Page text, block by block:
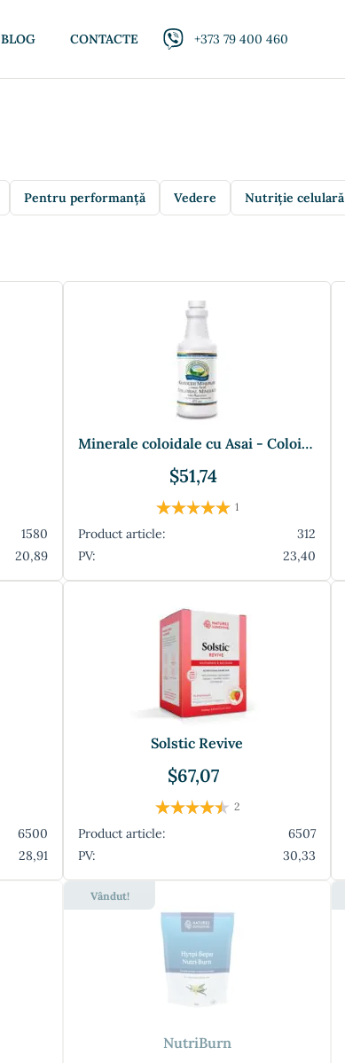
BLOG CONTACTE +373 79 400 460
Pentru performanță Vedere Nutriție celulară
1580
20,89
Minerale coloidale cu Asai - Coloidal.
$51,74
1
Product article:
312
PV:
23,40
6500
28,91
Solstic Revive
$67,07
2
Product article:
6507
PV:
30,33
Vândut!
NutriBurn